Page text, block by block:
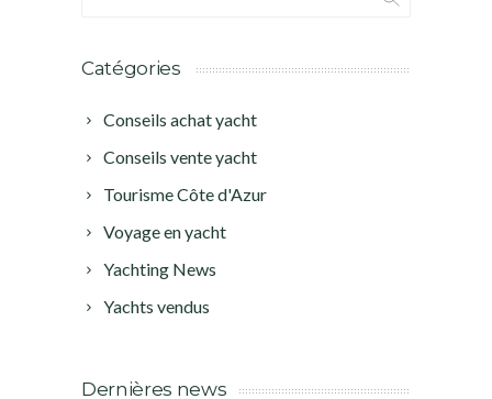
Catégories
Conseils achat yacht
Conseils vente yacht
Tourisme Côte d'Azur
Voyage en yacht
Yachting News
Yachts vendus
Dernières news